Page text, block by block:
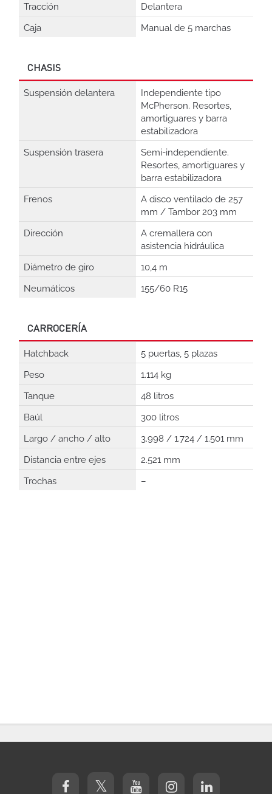
Tracción
Delantera
Caja
Manual de 5 marchas
CHASIS
Suspensión delantera
Independiente tipo
McPherson. Resortes,
amortiguares y barra
estabilizadora
Suspensión trasera
Semi-independiente.
Resortes, amortiguares y
barra estabilizadora
Frenos
A disco ventilado de 257
mm / Tambor 203 mm
Dirección
A cremallera con
asistencia hidráulica
Diámetro de giro
10,4 m
Neumáticos
155/60 R15
CARROCERÍA
Hatchback
5 puertas, 5 plazas
Peso
1.114 kg
Tanque
48 litros
Baúl
300 litros
Largo / ancho / alto
3.998 / 1.724 / 1.501 mm
Distancia entre ejes
2.521 mm
Trochas
–